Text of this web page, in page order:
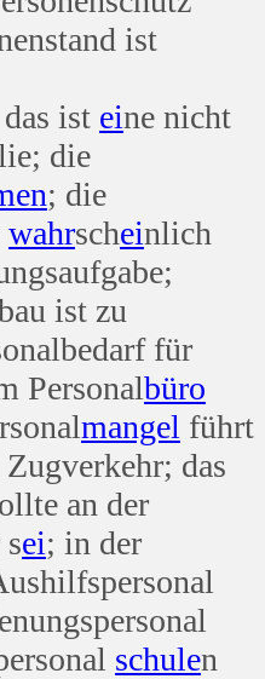
ist
ist eine nicht
die
; die
wahrscheinlich
ist zu
für
Personalbüro
mangel führt
das
an der
ei; in der
schulen